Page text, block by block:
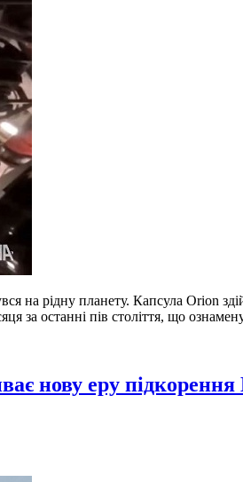
на рідну планету. Капсула Orion
за останні пів століття, що
нову еру